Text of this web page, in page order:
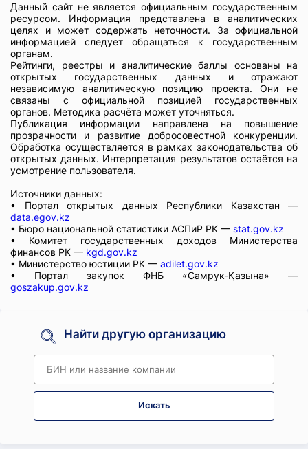
Данный сайт не является официальным государственным
ресурсом. Информация представлена в аналитических
целях и может содержать неточности. За официальной
информацией следует обращаться к государственным
органам.
Рейтинги, реестры и аналитические баллы основаны на
открытых государственных данных и отражают
независимую аналитическую позицию проекта. Они не
связаны с официальной позицией государственных
органов. Методика расчёта может уточняться.
Публикация информации направлена на повышение
прозрачности и развитие добросовестной конкуренции.
Обработка осуществляется в рамках законодательства об
открытых данных. Интерпретация результатов остаётся на
усмотрение пользователя.
Источники данных:
• Портал открытых данных Республики Казахстан —
data.egov.kz
• Бюро национальной статистики АСПиР РК — stat.gov.kz
• Комитет государственных доходов Министерства
финансов РК — kgd.gov.kz
• Министерство юстиции РК — adilet.gov.kz
• Портал закупок ФНБ «Самрук-Қазына» —
goszakup.gov.kz
Найти другую организацию
Искать